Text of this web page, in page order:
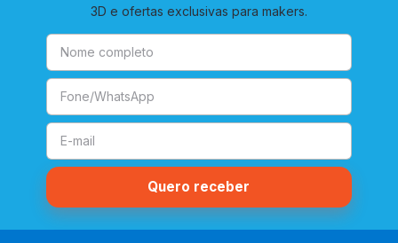
3D e ofertas exclusivas para makers.